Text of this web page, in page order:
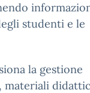
studenti e le
la gestione
materiali